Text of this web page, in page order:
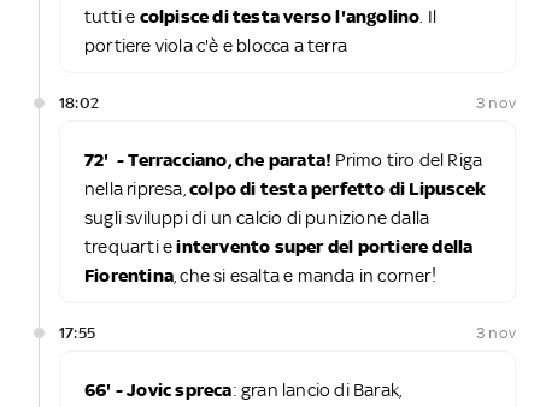
tutti e colpisce di testa verso l'angolino . Il
portiere viola c'è e blocca a terra
18:02 3 nov
72' - Terracciano, che parata! Primo tiro del Riga
nella ripresa, colpo di testa perfetto di Lipuscek
sugli sviluppi di un calcio di punizione dalla
trequarti eintervento super del portiere della
Fiorentina , che si esalta e manda in corner!
17:55 3 nov
66' - Jovic spreca: gran lancio di Barak,